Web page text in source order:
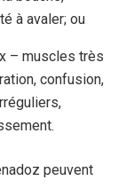
à avaler; ou
– muscles très
confusion,
peuvent